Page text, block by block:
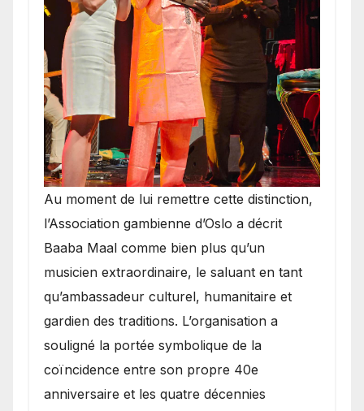
​Au moment de lui remettre cette distinction,
l’Association gambienne d’Oslo a décrit
Baaba Maal comme bien plus qu’un
musicien extraordinaire, le saluant en tant
qu’ambassadeur culturel, humanitaire et
gardien des traditions. L’organisation a
souligné la portée symbolique de la
coïncidence entre son propre 40e
anniversaire et les quatre décennies